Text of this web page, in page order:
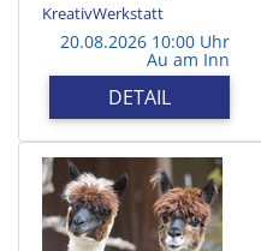
KreativWerkstatt
20.08.2026 10:00 Uhr
Au am Inn
DETAIL